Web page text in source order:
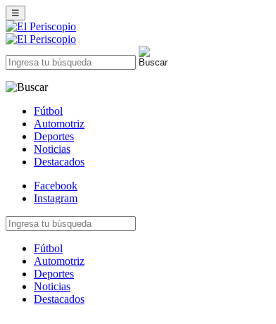
☰
Fútbol
Automotriz
Deportes
Noticias
Destacados
Facebook
Instagram
Fútbol
Automotriz
Deportes
Noticias
Destacados